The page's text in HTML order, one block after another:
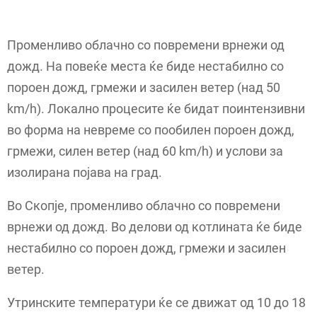
Променливо облачно со повремени врнежи од
дожд. На повеќе места ќе биде нестабилно со
пороен дожд, грмежи и засилен ветер (над 50
km/h). Локално процесите ќе бидат поинтензивни
во форма на невреме со пообилен пороен дожд,
грмежи, силен ветер (над 60 km/h) и услови за
изолирана појава на град.
Во Скопје, променливо облачно со повремени
врнежи од дожд. Во делови од котлината ќе биде
нестабилно со пороен дожд, грмежи и засилен
ветер.
Утринските температури ќе се движат од 10 до 18